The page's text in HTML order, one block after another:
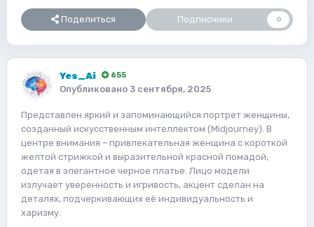
Поделиться Подписчики 0
Yes_Ai 655
Опубликовано 3 сентября, 2025
Представлен яркий и запоминающийся портрет женщины,
созданный искусственным интеллектом (Midjourney). В
центре внимания – привлекательная женщина с короткой
желтой стрижкой и выразительной красной помадой,
одетая в элегантное черное платье. Лицо модели
излучает уверенность и игривость, акцент сделан на
деталях, подчеркивающих её индивидуальность и
харизму.